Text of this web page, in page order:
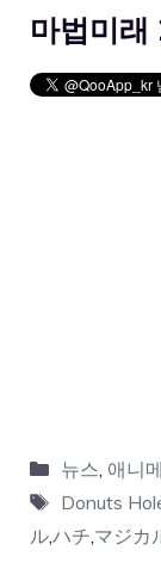
마법미
뉴스 애니
Donuts
ルハチ マジカ